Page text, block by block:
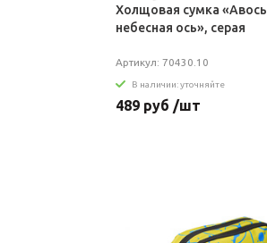
Холщовая сумка «Авось
небесная ось», серая
Артикул: 70430.10
В наличии: уточняйте
489 руб /шт